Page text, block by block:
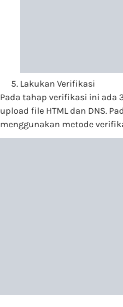
Lakukan Verifikasi
Pada tahap verifikasi ini ada
upload file HTML dan DNS.
menggunakan metode